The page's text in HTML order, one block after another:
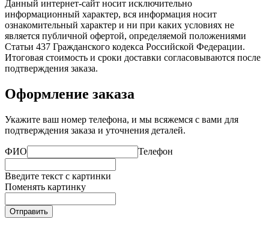
Данный интернет-сайт носит исключительно
информационный характер, вся информация носит
ознакомительный характер и ни при каких условиях не
является публичной офертой, определяемой положениями
Статьи 437 Гражданского кодекса Российской Федерации.
Итоговая стоимость и сроки доставки согласовываются после
подтверждения заказа.
Оформление заказа
Укажите ваш номер телефона, и мы всяжемся с вами для
подтверждения заказа и уточнения деталей.
ФИО Телефон
Введите текст с картинки
Поменять картинку
Отправить